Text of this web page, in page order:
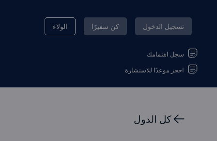
تسجيل الدخول كن سفيرًا الولاء
سجل اهتمامك
احجز موعدًا للاستشارة
كل الدول